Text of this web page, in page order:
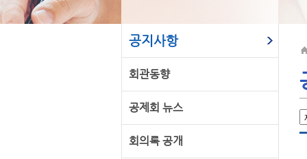
공지사항
회관동향
공제회 뉴스
회의록 공개